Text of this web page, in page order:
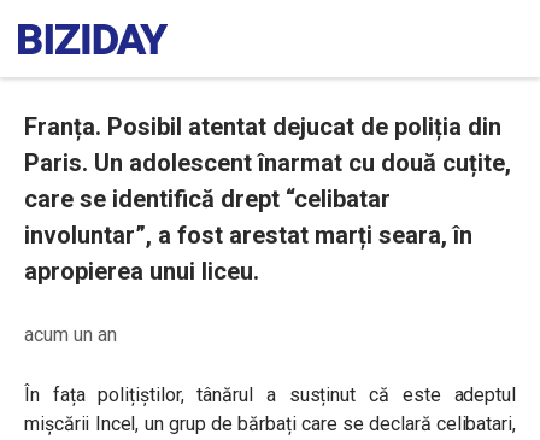
Franța. Posibil atentat dejucat de poliția din
Paris. Un adolescent înarmat cu două cuțite,
care se identifică drept “celibatar
involuntar”, a fost arestat marți seara, în
apropierea unui liceu.
acum un an
În fața polițiștilor, tânărul a susținut că este adeptul
mișcării Incel, un grup de bărbați care se declară celibatari,